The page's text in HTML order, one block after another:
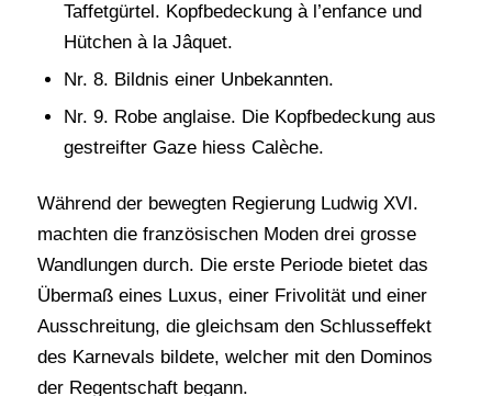
Taffetgürtel. Kopfbedeckung à l’enfance und
Hütchen à la Jâquet.
Nr. 8. Bildnis einer Unbekannten.
Nr. 9. Robe anglaise. Die Kopfbedeckung aus
gestreifter Gaze hiess Calèche.
Während der bewegten Regierung Ludwig XVI.
machten die französischen Moden drei grosse
Wandlungen durch. Die erste Periode bietet das
Übermaß eines Luxus, einer Frivolität und einer
Ausschreitung, die gleichsam den Schlusseffekt
des Karnevals bildete, welcher mit den Dominos
der Regentschaft begann.